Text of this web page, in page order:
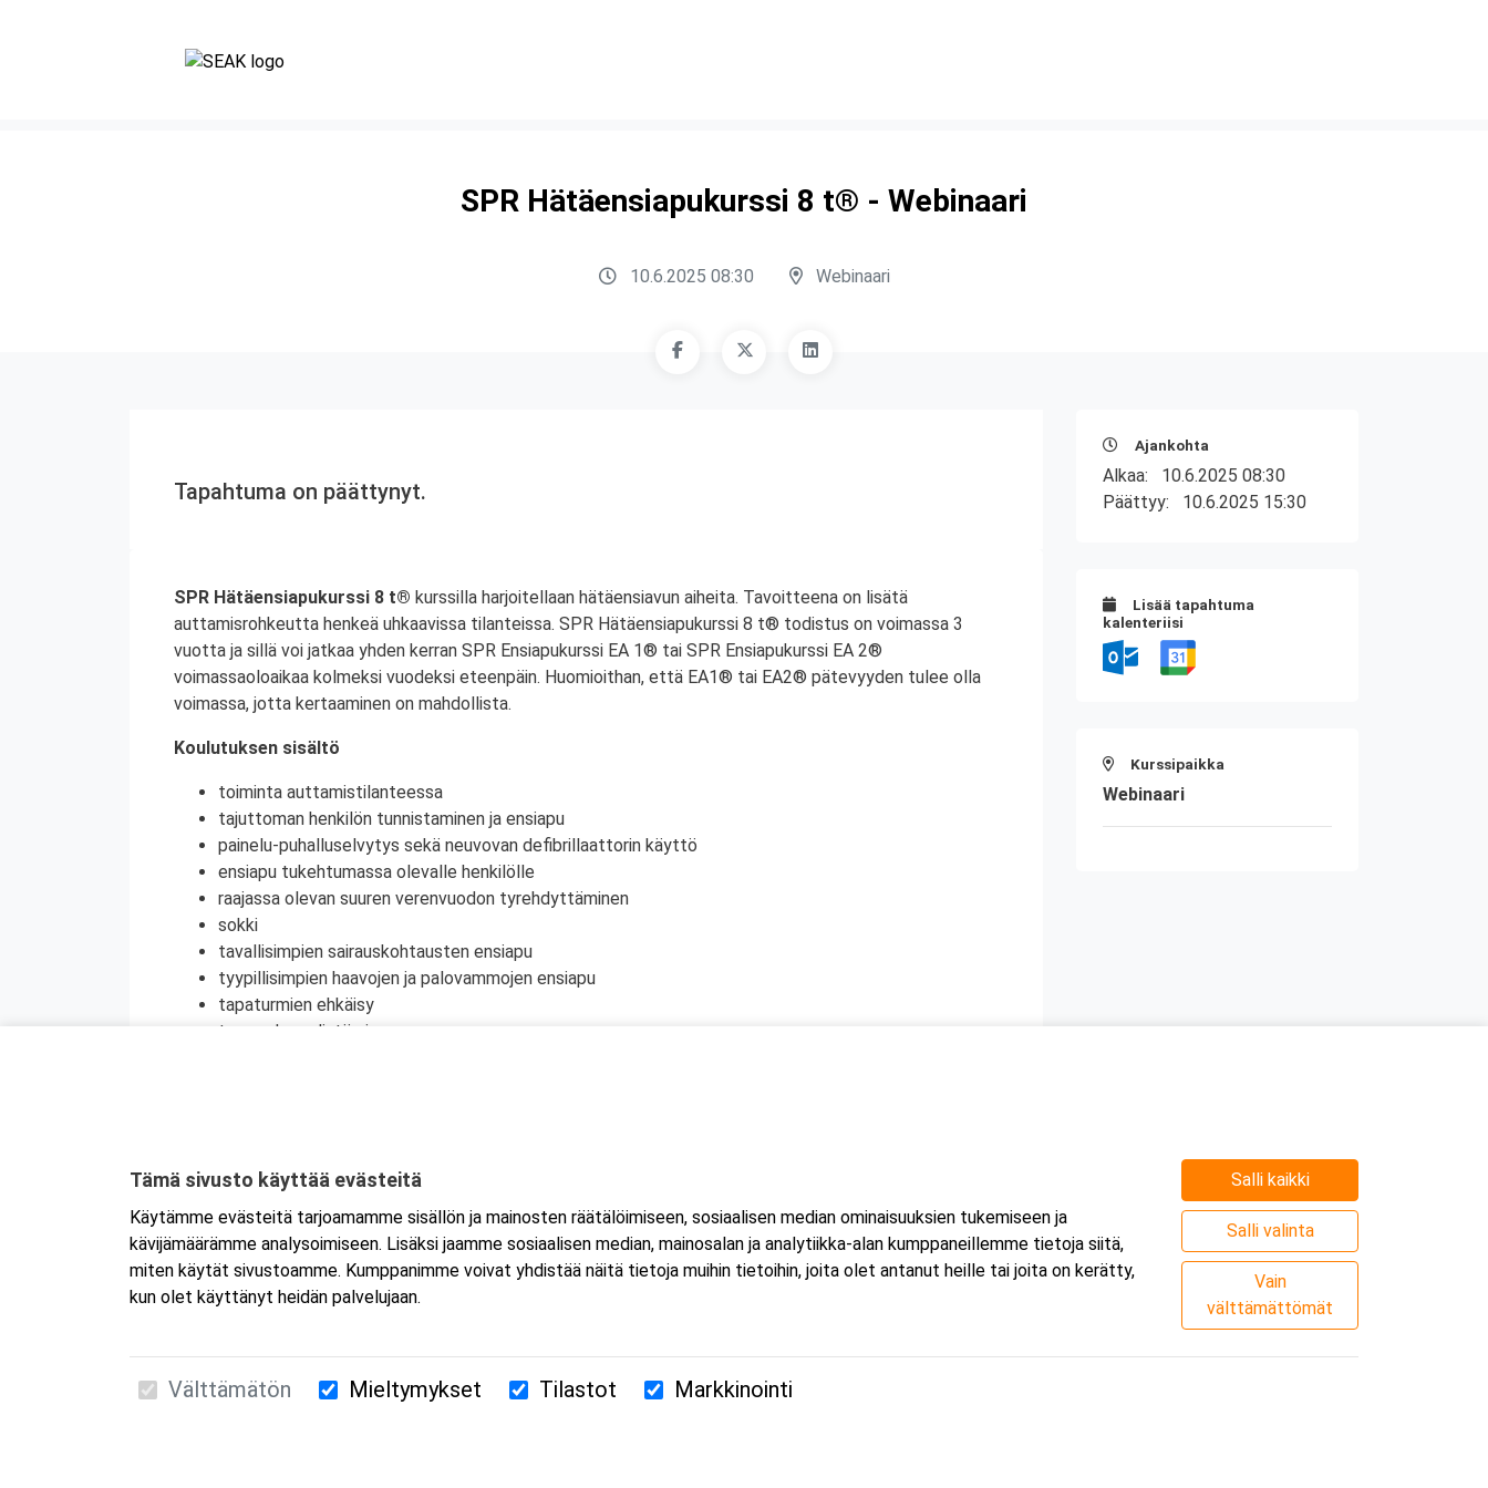
SPR Hätäensiapukurssi 8 t® - Webinaari
10.6.2025 08:30 Webinaari
Tapahtuma on päättynyt.
SPR Hätäensiapukurssi 8 t® kurssilla harjoitellaan hätäensiavun aiheita. Tavoitteena on lisätä
auttamisrohkeutta henkeä uhkaavissa tilanteissa. SPR Hätäensiapukurssi 8 t® todistus on voimassa 3
vuotta ja sillä voi jatkaa yhden kerran SPR Ensiapukurssi EA 1® tai SPR Ensiapukurssi EA 2®
voimassaoloaikaa kolmeksi vuodeksi eteenpäin. Huomioithan, että EA1® tai EA2® pätevyyden tulee olla
voimassa, jotta kertaaminen on mahdollista.
Koulutuksen sisältö
toiminta auttamistilanteessa
tajuttoman henkilön tunnistaminen ja ensiapu
painelu-puhalluselvytys sekä neuvovan defibrillaattorin käyttö
ensiapu tukehtumassa olevalle henkilölle
raajassa olevan suuren verenvuodon tyrehdyttäminen
sokki
tavallisimpien sairauskohtausten ensiapu
tyypillisimpien haavojen ja palovammojen ensiapu
tapaturmien ehkäisy
terveyden edistäminen
Kyseessä on etäkoulutus.Koulutus tapahtuu Microsoft Teams-sovelluksella. Voit osallistua
tai mobiililaitteelle erikseen. Mikäli haluat ladata Teams-sovelluksen, löydät sen omasta sovelluskaupasta.
Tarkemmat ohjeet lähetetään vahvistusviestissä.
Ajankohta
Alkaa: 10.6.2025 08:30
Päättyy: 10.6.2025 15:30
Lisää tapahtuma
kalenteriisi
Kurssipaikka
Webinaari
Suomen Ensiapukoulutus Oy / Valimotie 21 / 00380 Helsinki
Tämä sivusto käyttää evästeitä
Käytämme evästeitä tarjoamamme sisällön ja mainosten räätälöimiseen, sosiaalisen median ominaisuuksien tukemiseen ja
kävijämäärämme analysoimiseen. Lisäksi jaamme sosiaalisen median, mainosalan ja analytiikka-alan kumppaneillemme tietoja siitä,
miten käytät sivustoamme. Kumppanimme voivat yhdistää näitä tietoja muihin tietoihin, joita olet antanut heille tai joita on kerätty,
kun olet käyttänyt heidän palvelujaan.
Salli kaikki
Salli valinta
Vain
välttämättömät
Välttämätön Mieltymykset Tilastot Markkinointi